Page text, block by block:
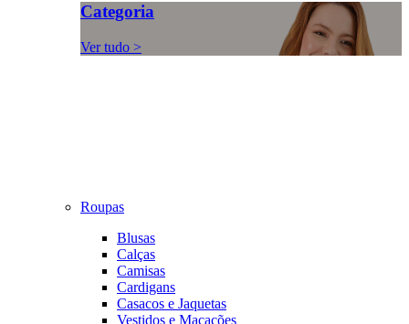
Categoria
Ver tudo >
Roupas
Blusas
Calças
Camisas
Cardigans
Casacos e Jaquetas
Vestidos e Macacões